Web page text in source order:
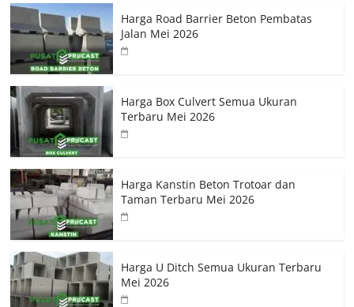
Harga Road Barrier Beton Pembatas
Jalan Mei 2026
Harga Box Culvert Semua Ukuran
Terbaru Mei 2026
Harga Kanstin Beton Trotoar dan
Taman Terbaru Mei 2026
Harga U Ditch Semua Ukuran Terbaru
Mei 2026